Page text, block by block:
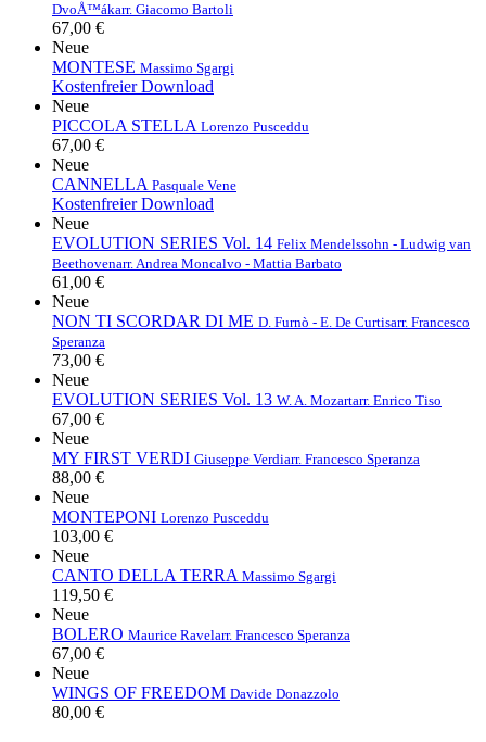
DvoÅ™ákarr. Giacomo Bartoli
67,00 €
Neue
MONTESE Massimo Sgargi
Kostenfreier Download
Neue
PICCOLA STELLA Lorenzo Pusceddu
67,00 €
Neue
CANNELLA Pasquale Vene
Kostenfreier Download
Neue
EVOLUTION SERIES Vol. 14 Felix Mendelssohn - Ludwig van
Beethovenarr. Andrea Moncalvo - Mattia Barbato
61,00 €
Neue
NON TI SCORDAR DI ME D. Furnò - E. De Curtisarr. Francesco
Speranza
73,00 €
Neue
EVOLUTION SERIES Vol. 13 W. A. Mozartarr. Enrico Tiso
67,00 €
Neue
MY FIRST VERDI Giuseppe Verdiarr. Francesco Speranza
88,00 €
Neue
MONTEPONI Lorenzo Pusceddu
103,00 €
Neue
CANTO DELLA TERRA Massimo Sgargi
119,50 €
Neue
BOLERO Maurice Ravelarr. Francesco Speranza
67,00 €
Neue
WINGS OF FREEDOM Davide Donazzolo
80,00 €